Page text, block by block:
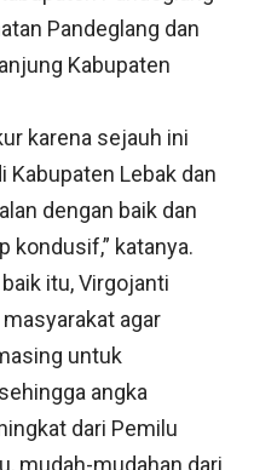
Pandeglang dan
Kabupaten
karena sejauh ini
Kabupaten Lebak dan
dengan baik dan
kondusif,” katanya.
itu, Virgojanti
agar
untuk
angka
dari Pemilu
mudah-mudahan dari